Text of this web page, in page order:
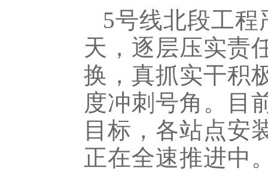
5号线北段工
天，逐层压实责
换，真抓实干积
度冲刺号角。目
目标，各站点安
正在全速推进中